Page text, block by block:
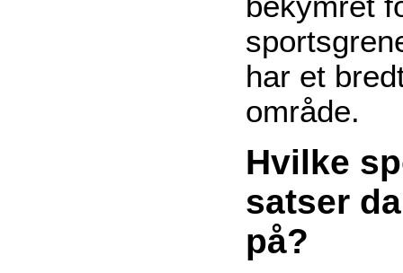
har et
område.
Hvilke
satser
på?